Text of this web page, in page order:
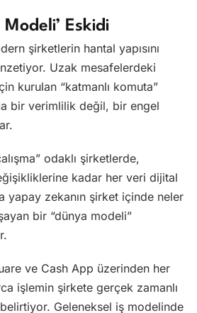
Eskidi
şirketlerin hantal yapısını
Uzak mesafelerdeki
kurulan “katmanlı komuta”
bir verimlilik değil, bir engel
odaklı şirketlerde,
kadar her veri dijital
yapay zekanın şirket içinde neler
bir “dünya modeli”
ve Cash App üzerinden her
işlemin şirkete gerçek zamanlı
Geleneksel iş modelinde